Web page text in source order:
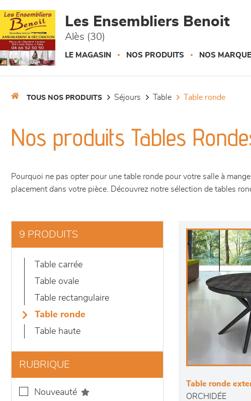
Les Ensembliers Benoit
Alès (30)
LE MAGASIN NOS PRODUITS NOS
TOUS NOS PRODUITS séjours table table ronde
Nos produits Tables
Pourquoi ne pas opter pour une table ronde pour votre salle à
placement dans votre pièce. Découvrez notre sélection de tables
9 PRODUITS
table carrée
table ovale
table rectangulaire
table ronde
table haute
RUBRIQUE
nouveauté
Table ronde
ORCHIDÉE